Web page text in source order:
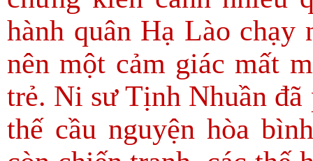
hành quân Hạ Lào
nên một cảm giác mất
trẻ. Ni sư Tịnh Nhuần
thế cầu nguyện hòa